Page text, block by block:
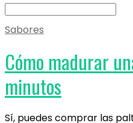
Search
for:
Sabores
Cómo madurar
minutos
Sí, puedes comprar las